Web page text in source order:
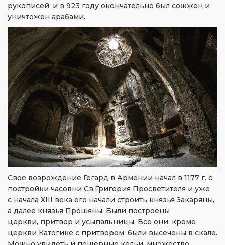
рукописей, и в 923 году окончательно был сожжен и
уничтожен арабами.
Свое возрождение Гегард в Армении начал в 1177 г. с
постройки часовни Св.Григория Просветителя и уже
с начала XIII века его начали строить князья Закаряны,
а далее князья Прошяны. Были построены
церкви, притвор и усыпальницы. Все они, кроме
церкви Катогике с притвором, были высечены в скале.